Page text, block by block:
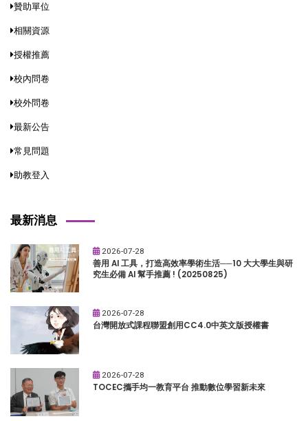
贊助單位
相關資源
授權推薦
校內問卷
校外問卷
最新公告
常見問題
助教登入
最新消息
2026-07-28
善用 AI 工具，打造高效率學術生活──10 大大學生與研
究生必備 AI 幫手推薦 ! (20250825)
2026-07-28
台灣開放式課程聯盟創用CC4.0中英文版授權書
2026-07-28
TOCEC攜手均一教育平台 推動數位學習新未來